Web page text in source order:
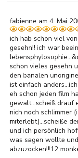
fabienne am 4. Mai
ich hab schon viel
gesehn!! ich war
schon vieles gesehn
den banalen
ist einfach
eh schon jeden film
gewalt...scheiß drauf
nich noch schlimmer
miterlebt)...scheiße
und ich persönlich
was sagen wollte
abzuzocken!!!12